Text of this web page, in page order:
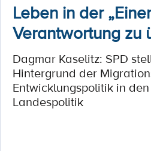
Leben in der
Verantwortung zu
Dagmar Kaselitz: SPD
Hintergrund der
Entwicklungspolitik in
Landespolitik